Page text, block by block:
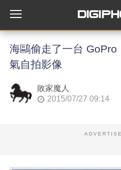
海鷗偷走了一台 GoPro
氣自拍影像
敗家魔人
2015/07/27 09:14